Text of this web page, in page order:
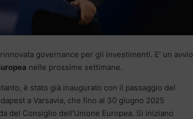
governance per gli investimenti. E’ un avvio
nelle prossime settimane.
è stato già inaugurato con il passaggio del
a Varsavia, che fino al 30 giugno 2025
del Consiglio dell’Unione Europea. Si iniziano